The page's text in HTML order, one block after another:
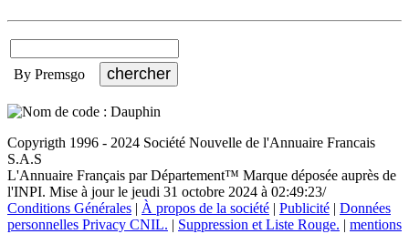
By Premsgo
Copyrigth 1996 - 2024 Société Nouvelle de l'Annuaire Francais
S.A.S
L'Annuaire Français par Département™ Marque déposée auprès de
l'INPI. Mise à jour le jeudi 31 octobre 2024 à 02:49:23/
Conditions Générales | À propos de la société | Publicité | Données
personnelles Privacy CNIL. | Suppression et Liste Rouge. | mentions